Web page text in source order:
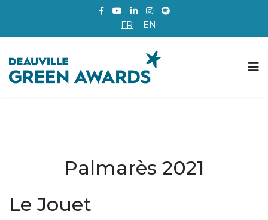
FR EN
Palmarès 2021
Le Jouet